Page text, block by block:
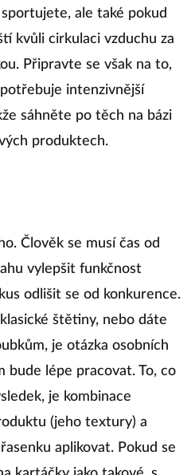
ale také pokud
kvůli cirkulaci vzduchu za
Připravte se však na to,
intenzivnější
sáhněte po těch na bázi
produktech.
Člověk se musí čas od
vylepšit funkčnost
odlišit se od konkurence.
štětiny, nebo dáte
je otázka osobních
bude lépe pracovat. To, co
je kombinace
(jeho textury) a
aplikovat. Pokud se